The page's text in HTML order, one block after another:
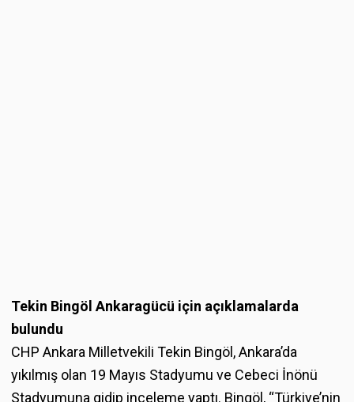
Tekin Bingöl Ankaragücü için açıklamalarda
bulundu
CHP Ankara Milletvekili Tekin Bingöl, Ankara’da
yıkılmış olan 19 Mayıs Stadyumu ve Cebeci İnönü
Stadyumuna gidip inceleme yaptı. Bingöl, “Türkiye’nin